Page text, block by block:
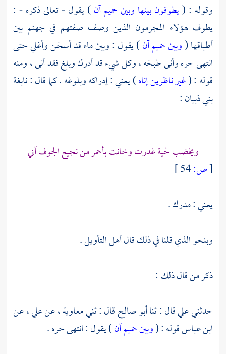
وقوله : (يطوفون بينها وبين حميم آن) يقول - تعالى ذكره - :
يطوف هؤلاء المجرمون الذين وصف صفتهم في جهنم بين
أطباقها (وبين حميم آن) يقول : وبين ماء قد أسخن وأغلي حتى
انتهى حره وأنى طبخه ، وكل شيء قد أدرك وبلغ فقد أنى ، ومنه
قوله : (غير ناظرين إناه) يعني : إدراكه وبلوغه . كما قال :نابغة
بني ذبيان:
ويخضب لحية غدرت وخانت بأحمر من نجيع الجوف آني
[ص:
يعني : مدرك .
وبنحو الذي قلنا في ذلك قال أهل التأويل .
ذكر من قال ذلك :
حدثنيعليقال : ثناأبو صالحقال : ثنيمعاوية، عنعلي، عن
ابن عباسقوله : (وبين حميم آن) يقول : انتهى حره .